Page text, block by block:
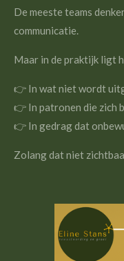
De meeste teams
communicatie.
Maar in de praktijk ligt
👉 In wat niet wordt
👉 In patronen die zich
👉 In gedrag dat
Zolang dat niet